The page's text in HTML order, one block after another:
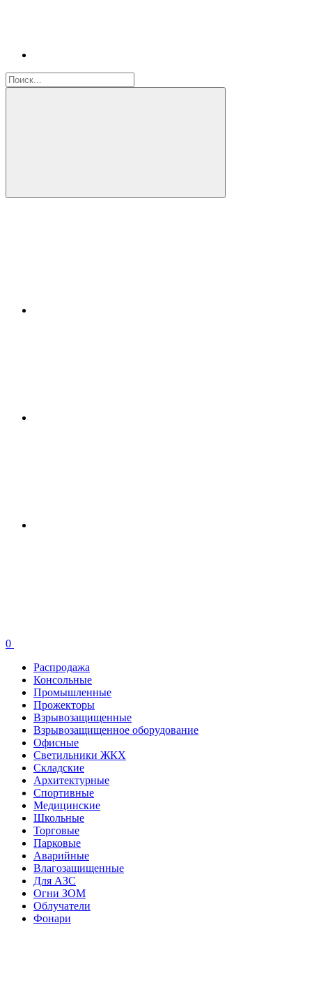
0
Распродажа
Консольные
Промышленные
Прожекторы
Взрывозащищенные
Взрывозащищенное оборудование
Офисные
Cветильники ЖКХ
Складские
Архитектурные
Спортивные
Медицинские
Школьные
Торговые
Парковые
Аварийные
Влагозащищенные
Для АЗС
Огни ЗОМ
Облучатели
Фонари